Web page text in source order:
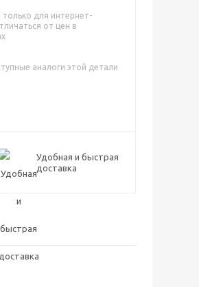
только для интернет-
от цен в
аналоги этой детали
Удобная и быстрая
доставка